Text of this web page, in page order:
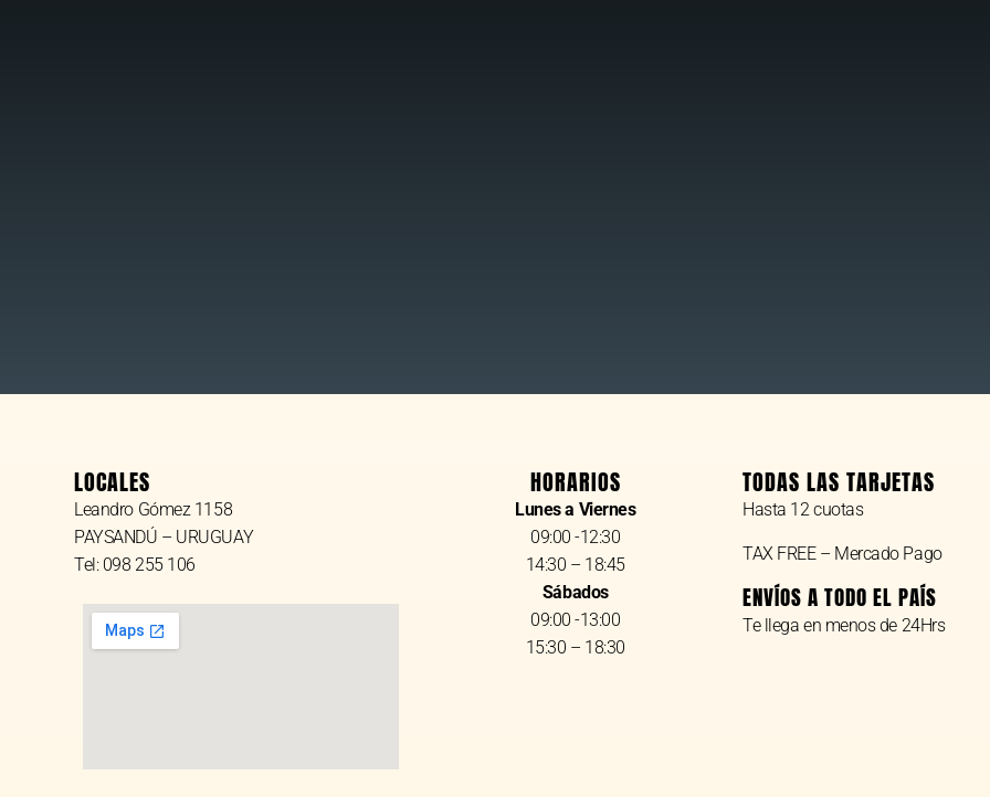
LOCALES
Leandro Gómez 1158
PAYSANDÚ – URUGUAY
Tel: 098 255 106
HORARIOS
Lunes a Viernes
09:00 -12:30
14:30 – 18:45
Sábados
09:00 -13:00
15:30 – 18:30
TODAS LAS TARJETAS
Hasta 12 cuotas
TAX FREE – Mercado Pago
ENVÍOS A TODO EL PAÍS
Te llega en menos de 24Hrs